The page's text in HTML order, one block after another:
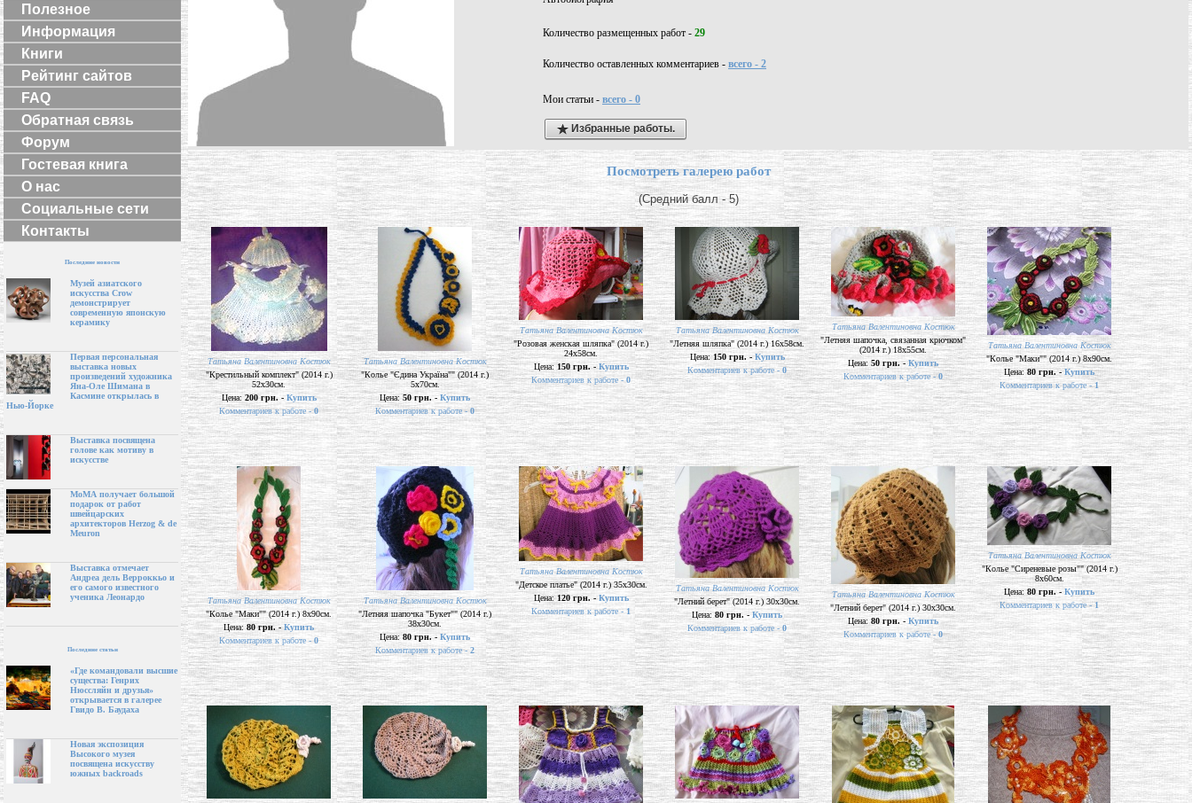
Полезное
Информация
Книги
Рейтинг сайтов
FAQ
Обратная связь
Форум
Гостевая книга
О нас
Социальные сети
Контакты
Последние новости
Музей азиатского
искусства Crow
демонстрирует
современную японскую
керамику
Первая персональная
выставка новых
произведений художника
Яна-Оле Шимана в
Касмине открылась в
Нью-Йорке
Выставка посвящена
голове как мотиву в
искусстве
МоМА получает большой
подарок от работ
швейцарских
архитекторов Herzog & de
Meuron
Выставка отмечает
Андреа дель Верроккьо и
его самого известного
ученика Леонардо
Последние статьи
«Где командовали высшие
существа: Генрих
Нюссляйн и друзья»
открывается в галерее
Гвидо В. Баудаха
Новая экспозиция
Высокого музея
посвящена искусству
южных backroads
Количество размещенных работ - 29
Количество оставленных комментариев - всего - 2
Мои статьи - всего - 0
Избранные работы.
Посмотреть галерею работ
(Средний балл - 5)
Татьяна Валентиновна Костюк
"Крестильный комплект" (2014 г.)
52х30см.
Цена: 200 грн. -Купить
Комментариев к работе - 0
Татьяна Валентиновна Костюк
"Колье "Єдина Україна"" (2014 г.)
5х70см.
Цена:50 грн. - Купить
Комментариев к работе -0
Татьяна Валентиновна Костюк
"Розовая женская шляпка" (2014 г.)
24х58см.
Цена: 150 грн. -Купить
Комментариев к работе -0
Татьяна Валентиновна Костюк
"Летняя шляпка" (2014 г.) 16х58см.
Цена:150 грн. -Купить
Комментариев к работе -0
Татьяна Валентиновна Костюк
"Летняя шапочка, связанная крючком"
(2014 г.) 18х55см.
Цена: 50 грн. - Купить
Комментариев к работе -0
Татьяна Валентиновна Костюк
"Колье "Маки"" (2014 г.) 8х90см.
Цена: 80 грн. -Купить
Комментариев к работе -1
Татьяна Валентиновна Костюк
"Колье "Маки"" (2014 г.) 8х90см.
Цена:80 грн. -Купить
Комментариев к работе - 0
Татьяна Валентиновна Костюк
"Летняя шапочка "Букет"" (2014 г.)
38х30см.
Цена:80 грн. - Купить
Комментариев к работе - 2
Татьяна Валентиновна Костюк
"Детское платье" (2014 г.) 35х30см.
Цена:120 грн. -Купить
Комментариев к работе - 1
Татьяна Валентиновна Костюк
"Летний берет" (2014 г.) 30х30см.
Цена:80 грн. - Купить
Комментариев к работе - 0
Татьяна Валентиновна Костюк
"Летний берет" (2014 г.) 30х30см.
Цена:80 грн. - Купить
Комментариев к работе -0
Татьяна Валентиновна Костюк
"Колье "Сиреневые розы"" (2014 г.)
8х60см.
Цена: 80 грн. - Купить
Комментариев к работе -1